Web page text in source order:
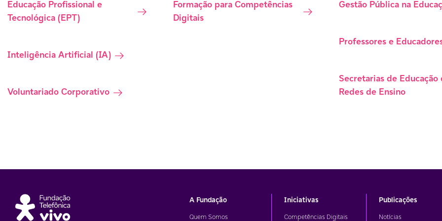
Educação Profissional e
Tecnológica (EPT)
Inteligência Artificial (IA)
Voluntariado Corporativo
Formação para Competências
Digitais
Gestão Pública na
Professores e
Secretarias de Educação
Redes de Ensino
A Fundação
Quem Somos
Iniciativas
Competências Digitais
Publicações
Notícias